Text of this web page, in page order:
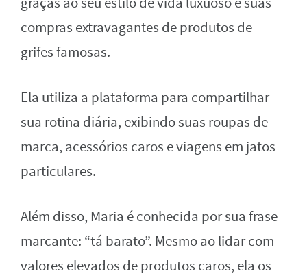
compras extravagantes de produtos de
grifes famosas.
Ela utiliza a plataforma para compartilhar
sua rotina diária, exibindo suas roupas de
marca, acessórios caros e viagens em jatos
particulares.
Além disso, Maria é conhecida por sua frase
marcante: “tá barato”. Mesmo ao lidar com
valores elevados de produtos caros, ela os